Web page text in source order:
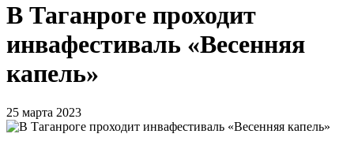
В Таганроге проходит
инвафестиваль «Весенняя
капель»
25 марта 2023